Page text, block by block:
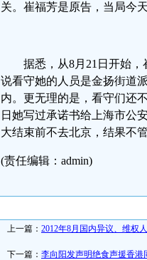
关。崔福芳是原告，当局今
据悉，从8月21日开始
说看守她的人员是金扬街道
内。更无理的是，看守们还
日她写过承诺书给上海市公
大结束前不去北京，结果不
(责任编辑：admin)
上一篇： 2012年8月国内异议、维权
下一篇： 李向阳发声明绝食声援香港